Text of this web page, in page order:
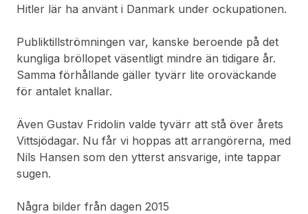
Hitler lär ha använt i Danmark under ockupationen.
Publiktillströmningen var, kanske beroende på det
kungliga bröllopet väsentligt mindre än tidigare år.
Samma förhållande gäller tyvärr lite oroväckande
för antalet knallar.
Även Gustav Fridolin valde tyvärr att stå över årets
Vittsjödagar. Nu får vi hoppas att arrangörerna, med
Nils Hansen som den ytterst ansvarige, inte tappar
sugen.
Några bilder från dagen 2015